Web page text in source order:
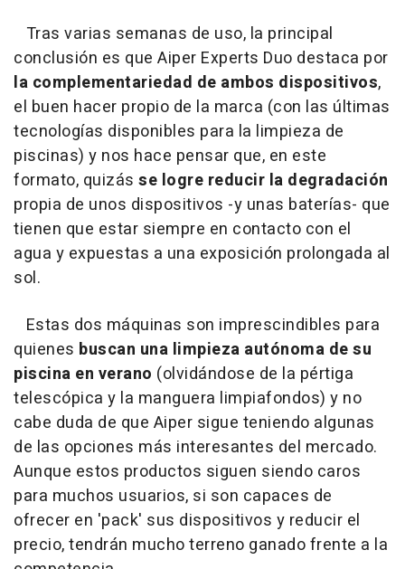
Tras varias semanas de uso, la principal
conclusión es que Aiper Experts Duo destaca por
la complementariedad de ambos dispositivos,
el buen hacer propio de la marca (con las últimas
tecnologías disponibles para la limpieza de
piscinas) y nos hace pensar que, en este
formato, quizás se logre reducir la degradación
propia de unos dispositivos -y unas baterías- que
tienen que estar siempre en contacto con el
agua y expuestas a una exposición prolongada al
sol.
Estas dos máquinas son imprescindibles para
quienes buscan una limpieza autónoma de su
piscina en verano (olvidándose de la pértiga
telescópica y la manguera limpiafondos) y no
cabe duda de que Aiper sigue teniendo algunas
de las opciones más interesantes del mercado.
Aunque estos productos siguen siendo caros
para muchos usuarios, si son capaces de
ofrecer en 'pack' sus dispositivos y reducir el
precio, tendrán mucho terreno ganado frente a la